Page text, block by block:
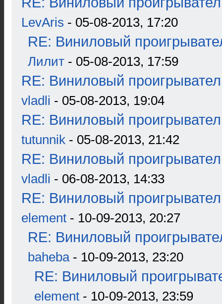
LevAris - 05-08-2013, 17:20
RE: Виниловый
Лилит - 05-08-2013, 17:59
RE: Виниловый
vladli - 05-08-2013, 19:04
RE: Виниловый
tutunnik - 05-08-2013, 21:42
RE: Виниловый
vladli - 06-08-2013, 14:33
RE: Виниловый
element - 10-09-2013, 20:27
RE: Виниловый
baheba- 10-09-2013, 23:20
RE: Виниловый
element - 10-09-2013, 23:59